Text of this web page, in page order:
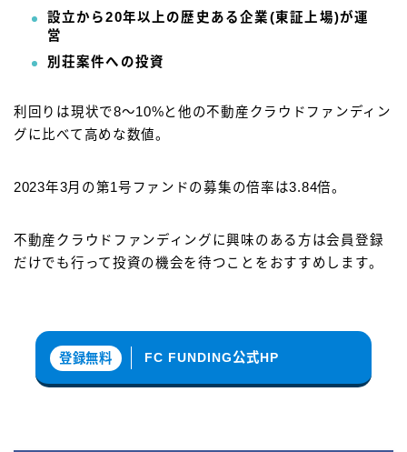
設立から20年以上の歴史ある企業(東証上場)が運
営
別荘案件への投資
利回りは現状で8～10%と他の不動産クラウドファンディン
グに比べて高めな数値。
2023年3月の第1号ファンドの募集の倍率は3.84倍。
不動産クラウドファンディングに興味のある方は会員登録
だけでも行って投資の機会を待つことをおすすめします。
登録無料 FC FUNDING公式HP